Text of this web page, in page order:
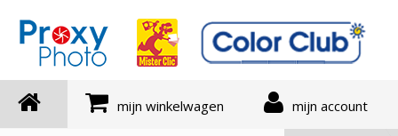
mijn winkelwagen mijn account